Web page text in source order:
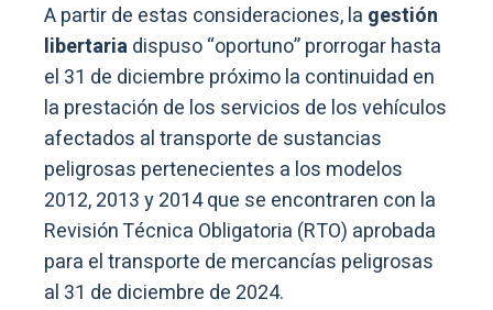
A partir de estas consideraciones, la gestión
libertariadispuso “oportuno” prorrogar hasta
el 31 de diciembre próximo la continuidad en
la prestación de los servicios de los vehículos
afectados al transporte de sustancias
peligrosas pertenecientes a los modelos
2012, 2013 y 2014 que se encontraren con la
Revisión Técnica Obligatoria (RTO) aprobada
para el transporte de mercancías peligrosas
al 31 de diciembre de 2024.